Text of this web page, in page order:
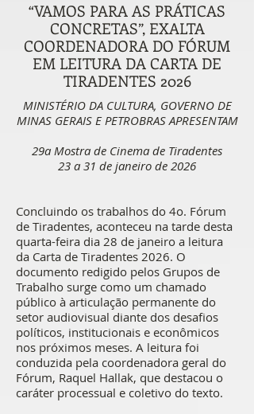
“VAMOS PARA AS PRÁTICAS
CONCRETAS”, EXALTA
COORDENADORA DO FÓRUM
EM LEITURA DA CARTA DE
TIRADENTES 2026
MINISTÉRIO DA CULTURA, GOVERNO DE
MINAS GERAIS E PETROBRAS APRESENTAM
29a Mostra de Cinema de Tiradentes
23 a 31 de janeiro de 2026
Concluindo os trabalhos do 4o. Fórum
de Tiradentes, aconteceu na tarde desta
quarta-feira dia 28 de janeiro a leitura
da Carta de Tiradentes 2026. O
documento redigido pelos Grupos de
Trabalho surge como um chamado
público à articulação permanente do
setor audiovisual diante dos desafios
políticos, institucionais e econômicos
nos próximos meses. A leitura foi
conduzida pela coordenadora geral do
Fórum, Raquel Hallak, que destacou o
caráter processual e coletivo do texto.